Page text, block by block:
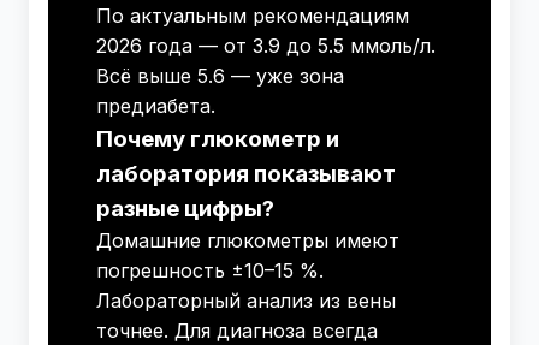
По актуальным рекомендациям
2026 года — от 3.9 до 5.5 ммоль/л.
Всё выше 5.6 — уже зона
предиабета.
Почему глюкометр и
лаборатория показывают
разные цифры?
Домашние глюкометры имеют
погрешность ±10–15 %.
Лабораторный анализ из вены
точнее. Для диагноза всегда